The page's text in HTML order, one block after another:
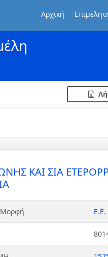
Αρχική
ΚΑΙ ΣΙΑ
Μορφή Ε.Ε.